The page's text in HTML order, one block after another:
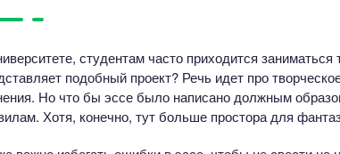
студентам часто приходится
подобный проект? Речь идет про
Но что бы эссе было написано должным
Хотя, конечно, тут больше простора для